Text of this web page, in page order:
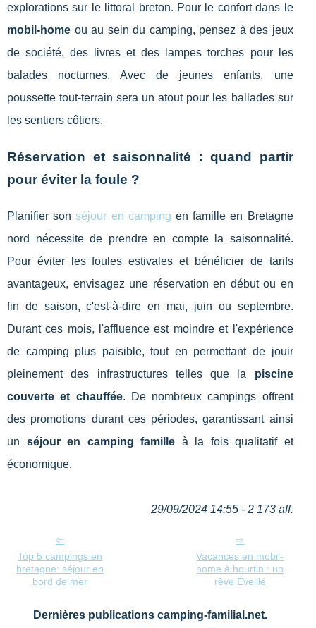
explorations sur le littoral breton. Pour le confort dans le
mobil-home ou au sein du camping, pensez à des jeux
de société, des livres et des lampes torches pour les
balades nocturnes. Avec de jeunes enfants, une
poussette tout-terrain sera un atout pour les ballades sur
les sentiers côtiers.
Réservation et saisonnalité : quand partir
pour éviter la foule ?
Planifier sonséjour en camping en famille en Bretagne
nord nécessite de prendre en compte la saisonnalité.
Pour éviter les foules estivales et bénéficier de tarifs
avantageux, envisagez une réservation en début ou en
fin de saison, c'est-à-dire en mai, juin ou septembre.
Durant ces mois, l'affluence est moindre et l'expérience
de camping plus paisible, tout en permettant de jouir
pleinement des infrastructures telles que la piscine
couverte et chauffée. De nombreux campings offrent
des promotions durant ces périodes, garantissant ainsi
un séjour en camping famille à la fois qualitatif et
économique.
29/09/2024 14:55 - 2 173 aff.
Top 5 campings en
bretagne: séjour en
bord de mer
Vacances en mobil-
home à hourtin : un
rêve Éveillé
Dernières publications camping-familial.net.